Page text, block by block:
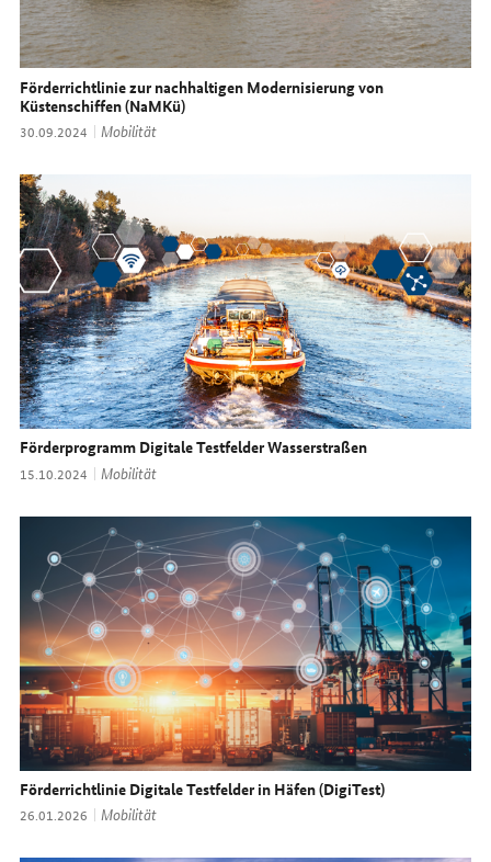
Förderrichtlinie zur nachhaltigen Modernisierung von
Küstenschiffen (NaMKü)
Datum:
30.09.2024 Thema:
Mobilität
Förderprogramm Digitale Testfelder Wasserstraßen
Datum:
15.10.2024 Thema:
Mobilität
Förderrichtlinie Digitale Testfelder in Häfen (DigiTest)
Datum:
26.01.2026 Thema:
Mobilität